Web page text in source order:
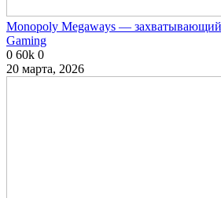
Monopoly Megaways —
Gaming
0 60k 0
20 марта, 2026